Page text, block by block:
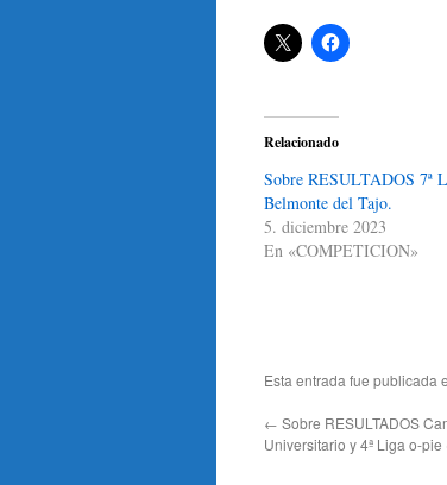
Relacionado
Sobre RESULTADOS 7ª
Belmonte del Tajo.
5. diciembre 2023
En «COMPETICION»
Esta entrada fue publicada
← Sobre RESULTADOS
Universitario y 4ª Liga o-